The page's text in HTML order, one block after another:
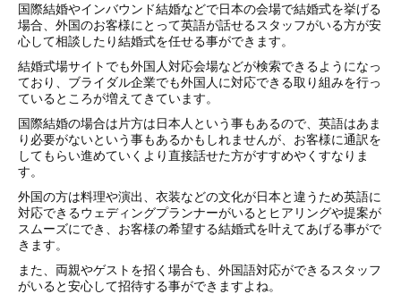
国際結婚やインバウンド結婚などで日本の会場で結婚式を挙げる
場合、外国のお客様にとって英語が話せるスタッフがいる方が安
心して相談したり結婚式を任せる事ができます。
結婚式場サイトでも外国人対応会場などが検索できるようになっ
ており、ブライダル企業でも外国人に対応できる取り組みを行っ
ているところが増えてきています。
国際結婚の場合は片方は日本人という事もあるので、英語はあま
り必要がないという事もあるかもしれませんが、お客様に通訳を
してもらい進めていくより直接話せた方がすすめやくすなりま
す。
外国の方は料理や演出、衣装などの文化が日本と違うため英語に
対応できるウェディングプランナーがいるとヒアリングや提案が
スムーズにでき、お客様の希望する結婚式を叶えてあげる事がで
きます。
また、両親やゲストを招く場合も、外国語対応ができるスタッフ
がいると安心して招待する事ができますよね。